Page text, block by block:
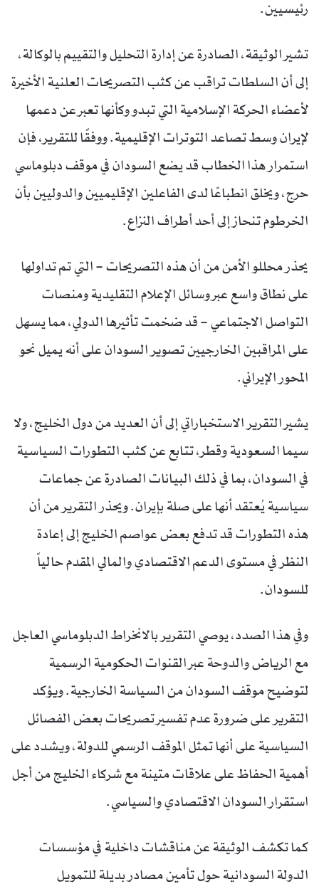
رئيسيين.
تشير الوثيقة، الصادرة عن إدارة التحليل والتقييم بالوكالة،
إلى أن السلطات تراقب عن كثب التصريحات العلنية الأخيرة
لأعضاء الحركة الإسلامية التي تبدو وكأنها تعبر عن دعمها
لإيران وسط تصاعد التوترات الإقليمية. ووفقًا للتقرير، فإن
استمرار هذا الخطاب قد يضع السودان في موقف دبلوماسي
حرج، ويخلق انطباعًا لدى الفاعلين الإقليميين والدوليين بأن
الخرطوم تنحاز إلى أحد أطراف النزاع.
يحذر محللو الأمن من أن هذه التصريحات – التي تم تداولها
على نطاق واسع عبر وسائل الإعلام التقليدية ومنصات
التواصل الاجتماعي – قد ضخمت تأثيرها الدولي، مما يسهل
على المراقبين الخارجيين تصوير السودان على أنه يميل نحو
المحور الإيراني.
يشير التقرير الاستخباراتي إلى أن العديد من دول الخليج، ولا
سيما السعودية وقطر، تتابع عن كثب التطورات السياسية
في السودان، بما في ذلك البيانات الصادرة عن جماعات
سياسية يُعتقد أنها على صلة بإيران. ويحذر التقرير من أن
هذه التطورات قد تدفع بعض عواصم الخليج إلى إعادة
النظر في مستوى الدعم الاقتصادي والمالي المقدم حالياً
للسودان.
وفي هذا الصدد، يوصي التقرير بالانخراط الدبلوماسي العاجل
مع الرياض والدوحة عبر القنوات الحكومية الرسمية
لتوضيح موقف السودان من السياسة الخارجية. ويؤكد
التقرير على ضرورة عدم تفسير تصريحات بعض الفصائل
السياسية على أنها تمثل الموقف الرسمي للدولة، ويشدد على
أهمية الحفاظ على علاقات متينة مع شركاء الخليج من أجل
استقرار السودان الاقتصادي والسياسي.
كما تكشف الوثيقة عن مناقشات داخلية في مؤسسات
الدولة السودانية حول تأمين مصادر بديلة للتمويل